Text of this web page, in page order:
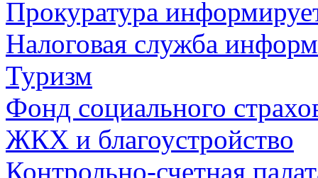
Прокуратура
Налоговая служба
Туризм
Фонд социального
ЖКХ и благоустройство
Контрольно-счетная